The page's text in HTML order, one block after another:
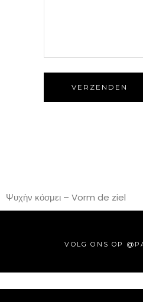
VERZENDEN
Ψυχὴν κόσμει – Vorm de ziel
VOLG ONS OP